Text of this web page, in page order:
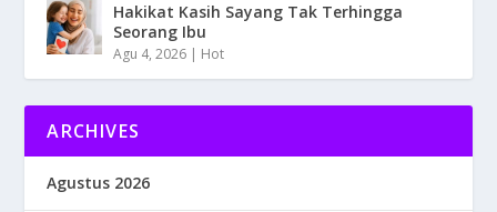
Hakikat Kasih Sayang Tak Terhingga
Seorang Ibu
Agu 4, 2026 | Hot
ARCHIVES
Agustus 2026